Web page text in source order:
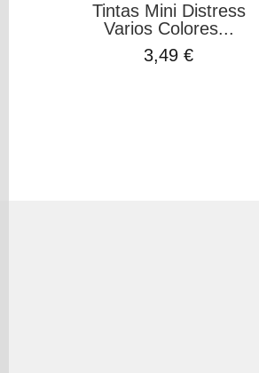
Tintas Mini Distress
Varios Colores...
3,49 €